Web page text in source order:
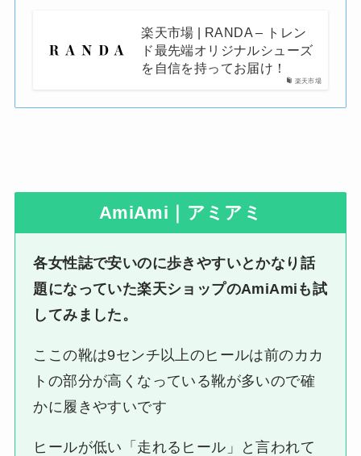
楽天市場
楽天市場 | RANDA – トレン
ド最先端オリジナルシューズ
を自信を持ってお届け！
AmiAmi｜アミアミ
各女性誌で安いのに歩きやすいとかなり話
題になっていた楽天ショップのAmiAmiも試
してみました。
ここの靴は9センチ以上のヒールは前のカカ
トの部分が高くなっている靴が多いので確
かに履きやすいです
ヒールが低い「走れるヒール」と言われて